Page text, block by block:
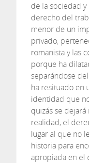
de la sociedad y
derecho del
menor de un
privado,
romanista y las
porque ha
separándose
ha resituado en
identidad que
quizás se
realidad, el
lugar al que no
historia para
apropiada en el